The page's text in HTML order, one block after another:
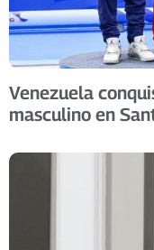
Venezuela
masculino en